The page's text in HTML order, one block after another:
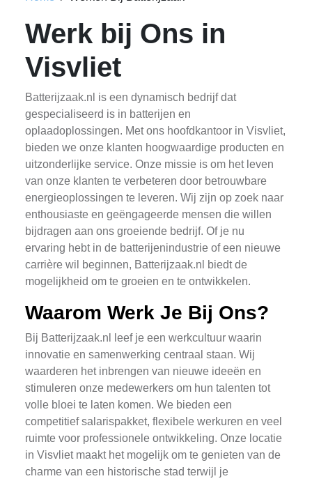
Werk bij Ons in
Visvliet
Batterijzaak.nl is een dynamisch bedrijf dat
gespecialiseerd is in batterijen en
oplaadoplossingen. Met ons hoofdkantoor in Visvliet,
bieden we onze klanten hoogwaardige producten en
uitzonderlijke service. Onze missie is om het leven
van onze klanten te verbeteren door betrouwbare
energieoplossingen te leveren. Wij zijn op zoek naar
enthousiaste en geëngageerde mensen die willen
bijdragen aan ons groeiende bedrijf. Of je nu
ervaring hebt in de batterijenindustrie of een nieuwe
carrière wil beginnen, Batterijzaak.nl biedt de
mogelijkheid om te groeien en te ontwikkelen.
Waarom Werk Je Bij Ons?
Bij Batterijzaak.nl leef je een werkcultuur waarin
innovatie en samenwerking centraal staan. Wij
waarderen het inbrengen van nieuwe ideeën en
stimuleren onze medewerkers om hun talenten tot
volle bloei te laten komen. We bieden een
competitief salarispakket, flexibele werkuren en veel
ruimte voor professionele ontwikkeling. Onze locatie
in Visvliet maakt het mogelijk om te genieten van de
charme van een historische stad terwijl je